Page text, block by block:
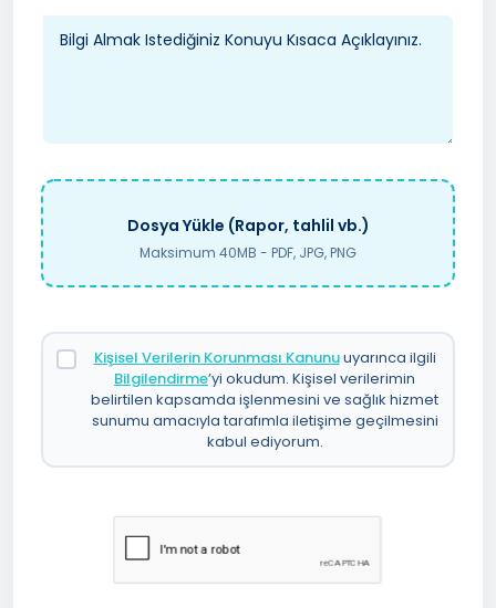
Dosya Yükle (Rapor, tahlil vb.)
Maksimum 40MB - PDF, JPG, PNG
Kişisel Verilerin Korunması Kanunuuyarınca ilgili
Bilgilendirme’yi okudum. Kişisel verilerimin
belirtilen kapsamda işlenmesini ve sağlık hizmet
sunumu amacıyla tarafımla iletişime geçilmesini
kabul ediyorum.